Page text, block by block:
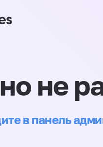
не
в панель